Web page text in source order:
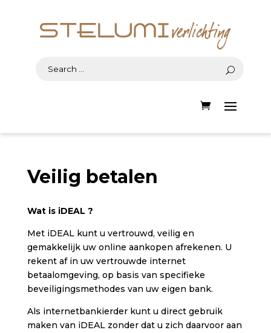
Veilig betalen
Wat is iDEAL ?
Met iDEAL kunt u vertrouwd, veilig en
gemakkelijk uw online aankopen afrekenen. U
rekent af in uw vertrouwde internet
betaalomgeving, op basis van specifieke
beveiligingsmethodes van uw eigen bank.
Als internetbankierder kunt u direct gebruik
maken van iDEAL zonder dat u zich daarvoor aan